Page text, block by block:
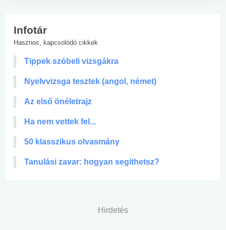
Infotár
Hasznos, kapcsolódó cikkek
Tippek szóbeli vizsgákra
Nyelvvizsga tesztek (angol, német)
Az első önéletrajz
Ha nem vettek fel...
50 klasszikus olvasmány
Tanulási zavar: hogyan segíthetsz?
Hirdetés